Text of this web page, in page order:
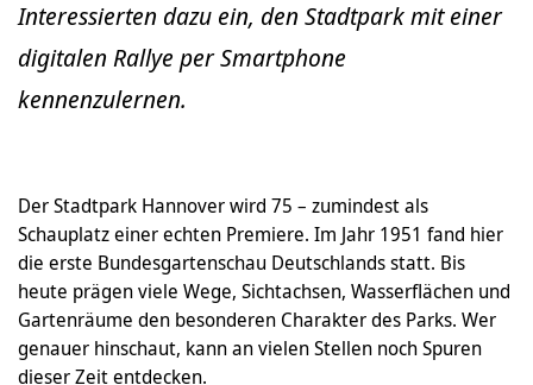
Interessierten dazu ein, den Stadtpark mit einer
digitalen Rallye per Smartphone
kennenzulernen.
Der Stadtpark Hannover wird 75 – zumindest als
Schauplatz einer echten Premiere. Im Jahr 1951 fand hier
die erste Bundesgartenschau Deutschlands statt. Bis
heute prägen viele Wege, Sichtachsen, Wasserflächen und
Gartenräume den besonderen Charakter des Parks. Wer
genauer hinschaut, kann an vielen Stellen noch Spuren
dieser Zeit entdecken.